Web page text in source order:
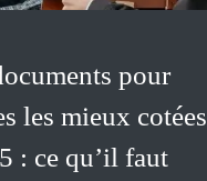
pour
les mieux cotées
: ce qu’il faut